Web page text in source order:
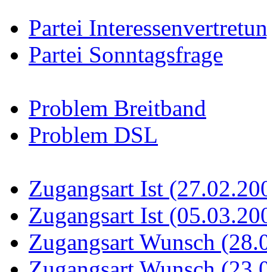
Partei
Partei Sonntagsfrage
Problem Breitband
Problem DSL
Zugangsart Ist
Zugangsart Ist
Zugangsart Wunsch